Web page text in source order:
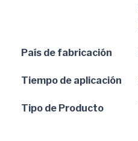
País de fabricación
Tiempo de aplicación
Tipo de Producto